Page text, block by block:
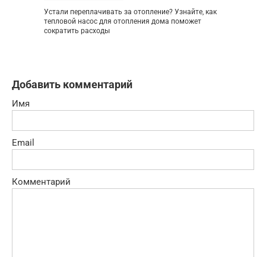
Устали переплачивать за отопление? Узнайте, как
тепловой насос для отопления дома поможет
сократить расходы
Добавить комментарий
Имя
Email
Комментарий